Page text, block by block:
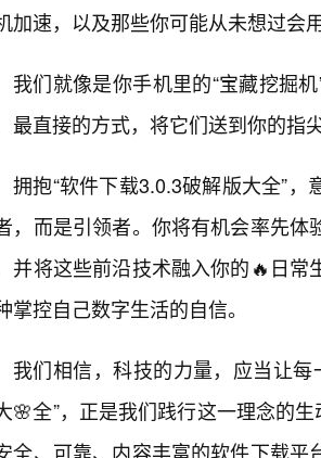
加速，以及那些你可能从未想过会
我们就像是你手机里的“宝藏挖掘
最直接的方式，将它们送到你的指
拥抱“软件下载3.0.3破解版大全”
，而是引领者。你将有机会率先
并将这些前沿技术融入你的🔥日
掌控自己数字生活的自信。
我们相信，科技的力量，应当让
🌸全”，正是我们践行这一理念的
全、可靠、内容丰富的软件下载